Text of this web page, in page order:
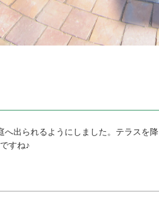
出られるようにしました。テラスを
すね♪